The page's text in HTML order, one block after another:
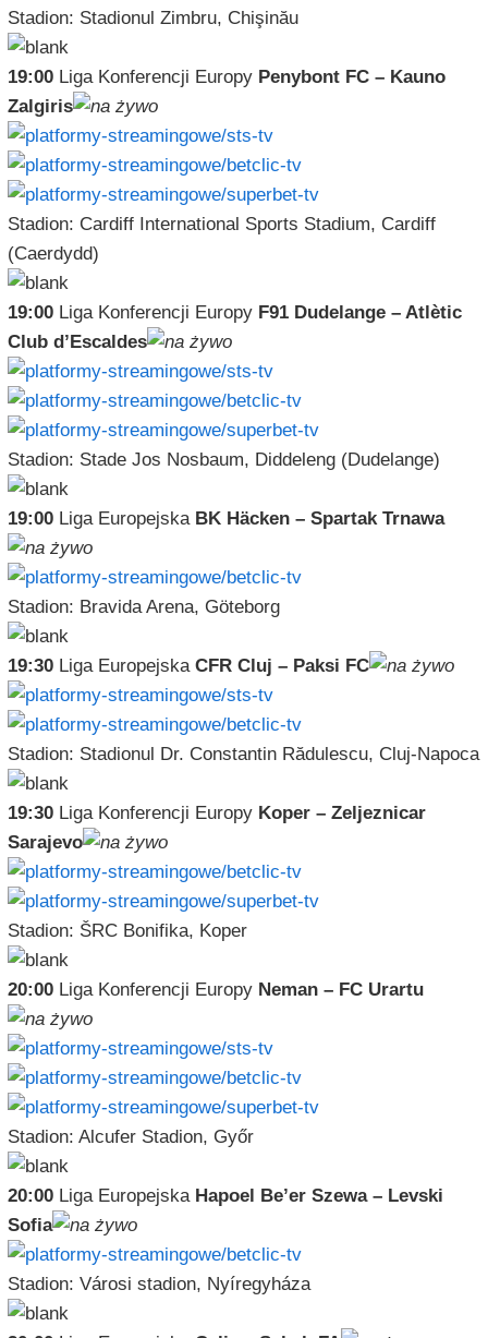
Stadion: Stadionul Zimbru, Chişinău
19:00Liga Konferencji Europy Penybont FC – Kauno
Zalgiris
Stadion: Cardiff International Sports Stadium, Cardiff
(Caerdydd)
19:00Liga Konferencji Europy F91 Dudelange – Atlètic
Club d’Escaldes
Stadion: Stade Jos Nosbaum, Diddeleng (Dudelange)
19:00Liga Europejska BK Häcken – Spartak Trnawa
Stadion: Bravida Arena, Göteborg
19:30Liga Europejska CFR Cluj – Paksi FC
Stadion: Stadionul Dr. Constantin Rădulescu, Cluj-Napoca
19:30Liga Konferencji Europy Koper – Zeljeznicar
Sarajevo
Stadion: ŠRC Bonifika, Koper
20:00Liga Konferencji Europy Neman – FC Urartu
Stadion: Alcufer Stadion, Győr
20:00Liga Europejska Hapoel Be’er Szewa – Levski
Sofia
Stadion: Városi stadion, Nyíregyháza